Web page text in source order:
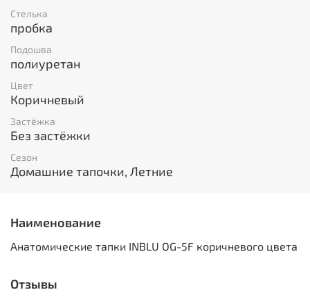
Стелька
пробка
Подошва
полиуретан
Цвет
Коричневый
Застёжка
Без застёжки
Сезон
Домашние тапочки, Летние
Наименование
Анатомические тапки INBLU OG-5F коричневого цвета
Отзывы